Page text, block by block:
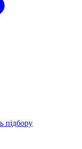
підбору